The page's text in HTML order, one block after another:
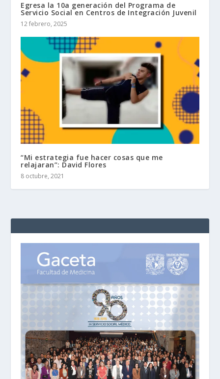
Egresa la 10a generación del Programa de
Servicio Social en Centros de Integración Juvenil
12 febrero, 2025
“Mi estrategia fue hacer cosas que me
relajaran”: David Flores
8 octubre, 2021